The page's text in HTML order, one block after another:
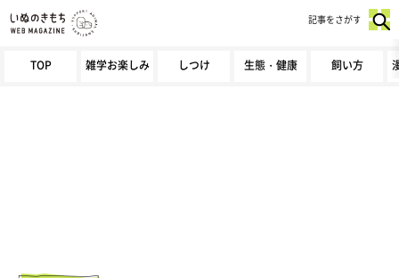
TOP 雑学お楽しみ しつけ 生態・健康 飼い方
記事をさがす